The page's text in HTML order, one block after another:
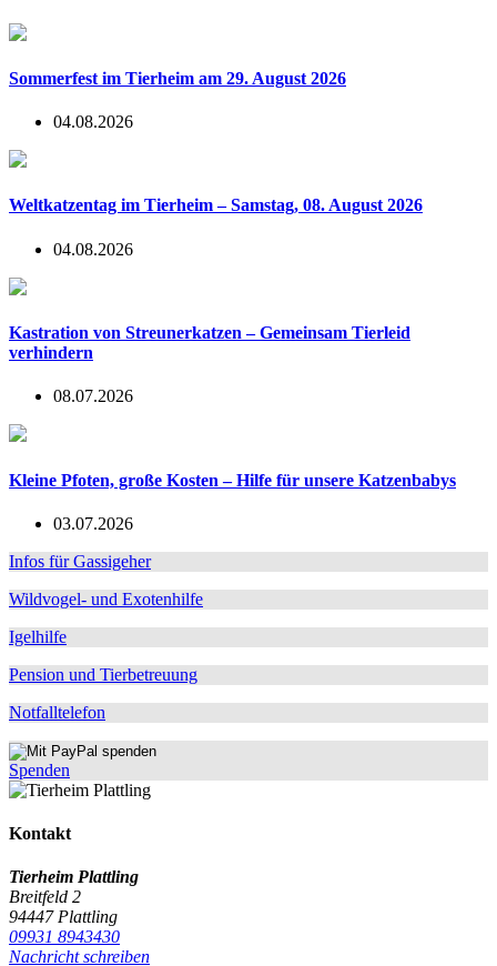
Sommerfest im Tierheim am 29. August 2026
04.08.2026
Weltkatzentag im Tierheim – Samstag, 08. August 2026
04.08.2026
Kastration von Streunerkatzen – Gemeinsam Tierleid
verhindern
08.07.2026
Kleine Pfoten, große Kosten – Hilfe für unsere Katzenbabys
03.07.2026
Infos für Gassigeher
Wildvogel- und Exotenhilfe
Igelhilfe
Pension und Tierbetreuung
Notfalltelefon
Spenden
Kontakt
Tierheim Plattling
Breitfeld 2
94447 Plattling
09931 8943430
Nachricht schreiben